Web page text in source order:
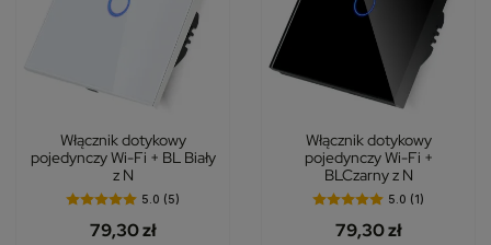
Włącznik dotykowy
pojedynczy Wi-Fi + BL Biały
z N
5.0 (5)
79,30 zł
Włącznik dotykowy
pojedynczy Wi-Fi +
BLCzarny z N
5.0 (1)
79,30 zł